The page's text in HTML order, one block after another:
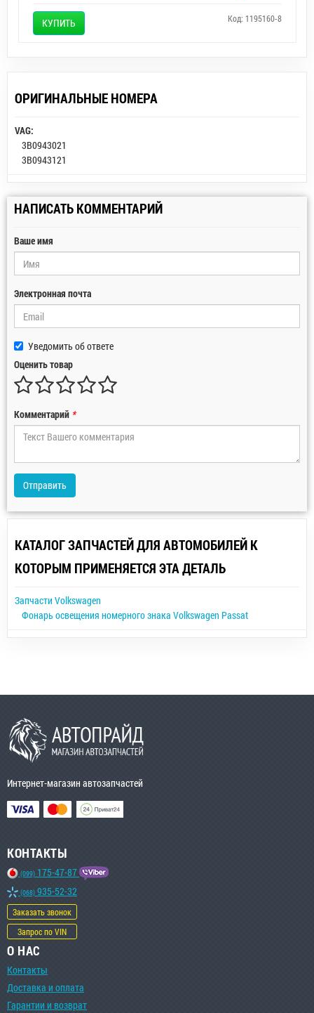
КУПИТЬ Код: 1195160-8
ОРИГИНАЛЬНЫЕ НОМЕРА
VAG:
3B0943021
3B0943121
НАПИСАТЬ КОММЕНТАРИЙ
Ваше имя
Электронная почта
Уведомить об ответе
Оценить товар
Комментарий *
Отправить
КАТАЛОГ ЗАПЧАСТЕЙ ДЛЯ АВТОМОБИЛЕЙ К
КОТОРЫМ ПРИМЕНЯЕТСЯ ЭТА ДЕТАЛЬ
Запчасти Volkswagen
Фонарь освещения номерного знака Volkswagen Passat
Интернет-магазин автозапчастей
КОНТАКТЫ
(099) 175-47-87
(068) 935-52-32
Заказать звонок
Запрос по VIN
О НАС
Контакты
Доставка и оплата
Гарантии и возврат